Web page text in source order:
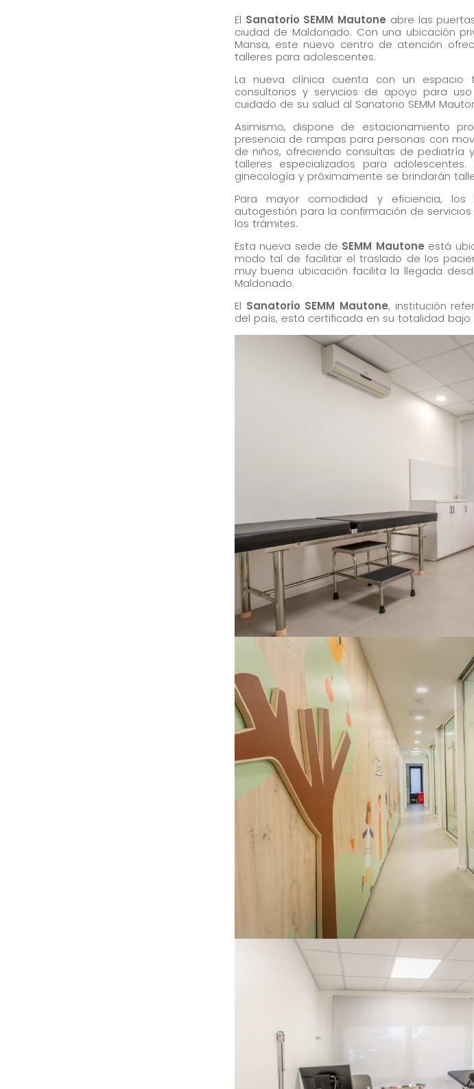
El Sanatorio SEMM Mautone abre las
ciudad de Maldonado. Con una ubicación
Mansa, este nuevo centro de atención
talleres para adolescentes.
La nueva clínica cuenta con un espacio
consultorios y servicios de apoyo para
cuidado de su salud al Sanatorio SEMM
Asimismo, dispone de estacionamiento
presencia de rampas para personas con
de niños, ofreciendo consultas de pediatría
talleres especializados para
ginecología y próximamente se brindarán
Para mayor comodidad y eficiencia,
autogestión para la confirmación de
los trámites.
Esta nueva sede de SEMM Mautone está
modo tal de facilitar el traslado de los
muy buena ubicación facilita la llegada
Maldonado.
El Sanatorio SEMM Mautone, institución
del país, está certificada en su totalidad bajo